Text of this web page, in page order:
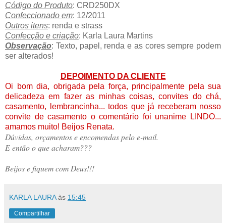
Código do Produto: CRD250DX
Confeccionado em: 12/2011
Outros itens: renda e strass
Confecção e criação: Karla Laura Martins
Observação: Texto, papel, renda e as cores sempre podem
ser alterados!
DEPOIMENTO DA CLIENTE
Oi bom dia, obrigada pela força, principalmente pela sua
delicadeza em fazer as minhas coisas, convites do chá,
casamento, lembrancinha... todos que já receberam nosso
convite de casamento o comentário foi unanime LINDO...
amamos muito! Beijos Renata.
Dúvidas, orçamentos e encomendas pelo e-mail.
E então o que acharam???
Beijos e fiquem com Deus!!!
KARLA LAURA às 15:45
Compartilhar